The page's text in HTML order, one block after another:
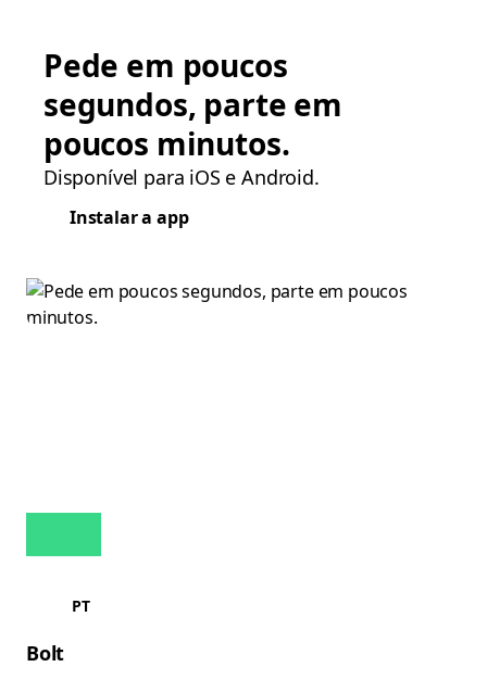
Pede em poucos
segundos, parte em
poucos minutos.
Disponível para iOS e Android.
Instalar a app
PT
Bolt